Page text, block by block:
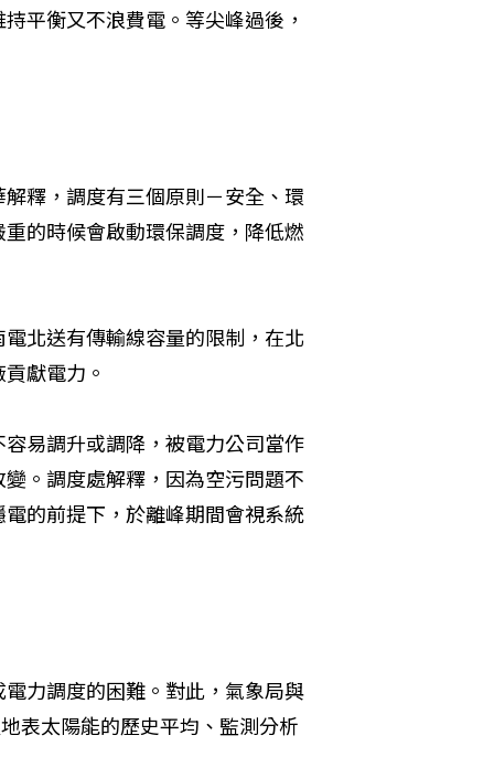
平衡又不浪費電。等尖峰過後，
釋，調度有三個原則－安全、環
的時候會啟動環保調度，降低燃
北送有傳輸線容量的限制，在北
獻電力。
易調升或調降，被電力公司當作
。調度處解釋，因為空污問題不
的前提下，於離峰期間會視系統
力調度的困難。對此，氣象局與
表太陽能的歷史平均、監測分析